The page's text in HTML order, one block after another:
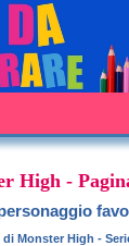
High -
Monster High -